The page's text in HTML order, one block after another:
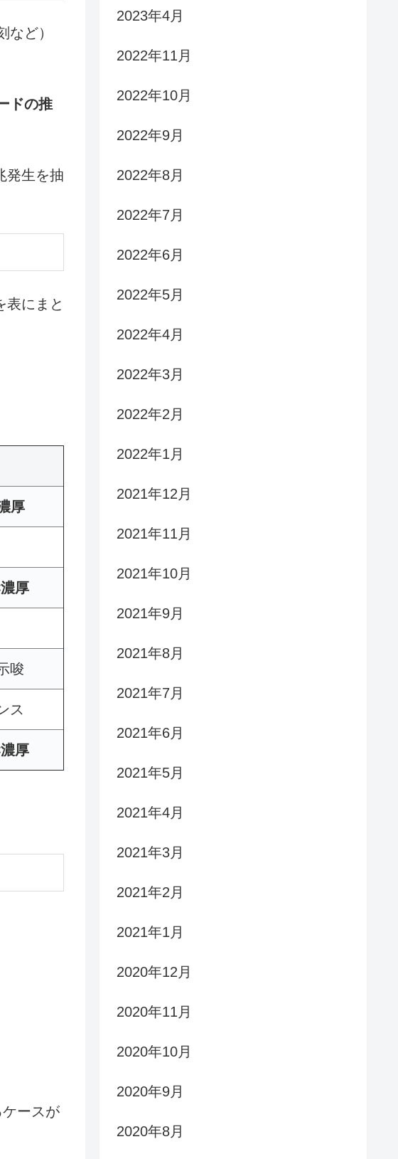
ど）
ドの推
発生を抽
表にまと
厚
厚
唆
ス
厚
ースが
2023年4月
2022年11月
2022年10月
2022年9月
2022年8月
2022年7月
2022年6月
2022年5月
2022年4月
2022年3月
2022年2月
2022年1月
2021年12月
2021年11月
2021年10月
2021年9月
2021年8月
2021年7月
2021年6月
2021年5月
2021年4月
2021年3月
2021年2月
2021年1月
2020年12月
2020年11月
2020年10月
2020年9月
2020年8月